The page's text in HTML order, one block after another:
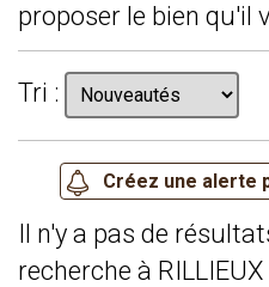
proposer le bien qu'il
Tri :
Il n'y a pas de
recherche à